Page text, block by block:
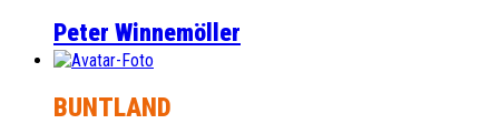
Peter Winnemöller
BUNTLAND